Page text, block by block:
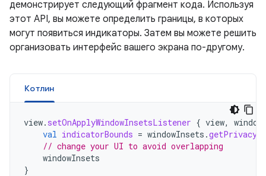
демонстрирует следующий фрагмент кода. Используя
этот API, вы можете определить границы, в которых
могут появиться индикаторы. Затем вы можете решить
организовать интерфейс вашего экрана по-другому.
Котлин
view. setOnApplyWindowInsetsListener { view,
val indicatorBounds = windowInsets .
// change your UI to avoid overlapping
windowInsets
}